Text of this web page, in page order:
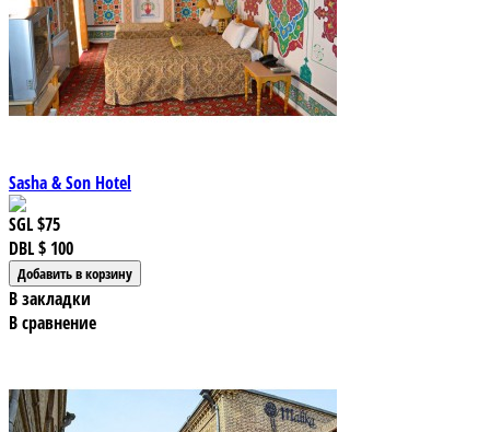
Sasha & Son Hotel
SGL$75
DBL$ 100
В закладки
В сравнение